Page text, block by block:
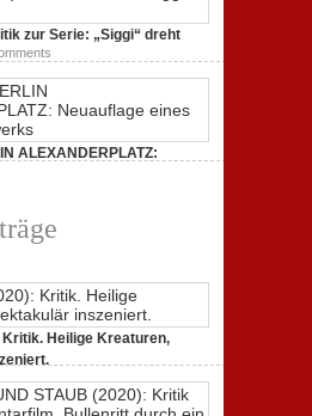
zur Serie: „Siggi“ dreht
ALEXANDERPLATZ:
Kritik. Heilige Kreaturen,